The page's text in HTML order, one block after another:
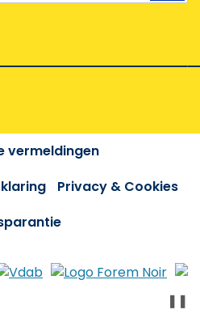
vermeldingen
Privacy & Cookies
❚❚